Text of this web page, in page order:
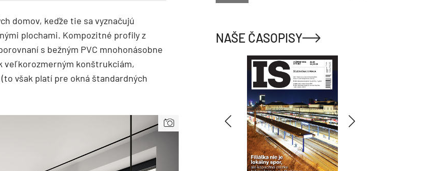
domov, keďže tie sa vyznačujú
plochami. Kompozitné profily z
s bežným PVC mnohonásobne
veľkorozmerným konštrukciám,
však platí pre okná štandardných
NAŠE ČASOPISY